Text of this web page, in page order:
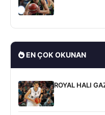
EN ÇOK OKUNAN
ROYAL HALI